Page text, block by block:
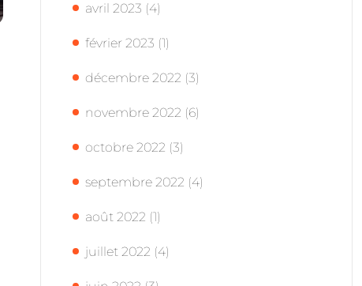
avril 2023 (4)
février 2023 (1)
décembre 2022 (3)
novembre 2022 (6)
octobre 2022 (3)
septembre 2022 (4)
août 2022 (1)
juillet 2022 (4)